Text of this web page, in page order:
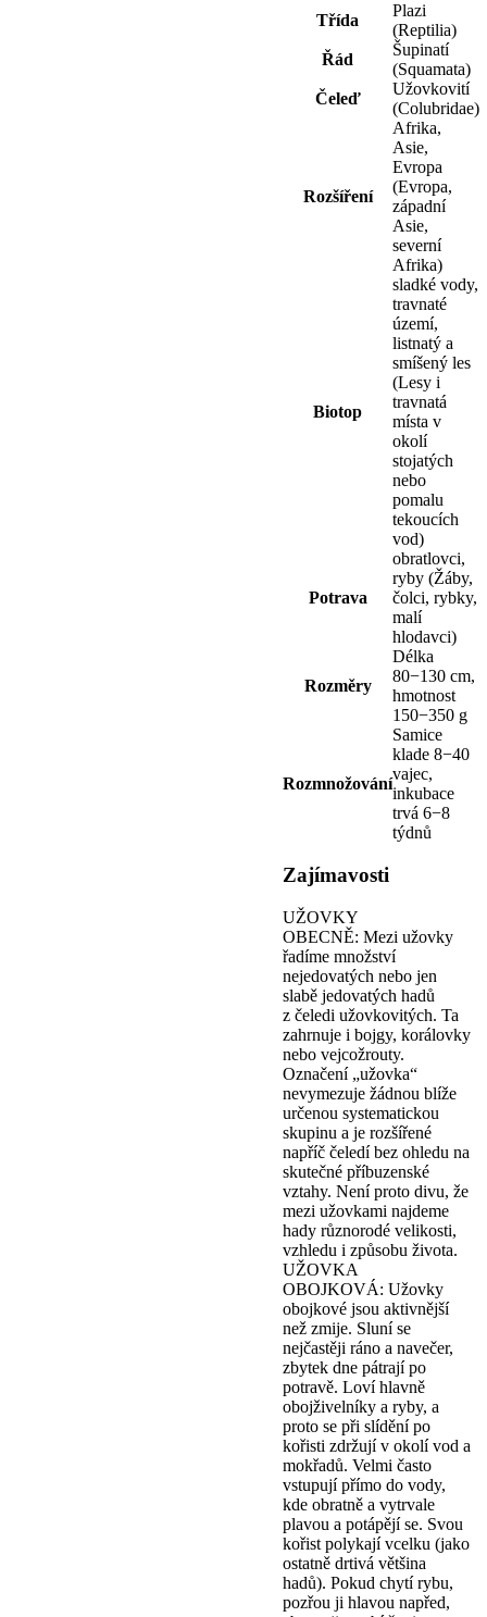
Třída
Plazi
(Reptilia)
Řád
Šupinatí
(Squamata)
Čeleď
Užovkovití
(Colubridae)
Rozšíření
Afrika,
Asie,
Evropa
(Evropa,
západní
Asie,
severní
Afrika)
Biotop
sladké vody,
travnaté
území,
listnatý a
smíšený les
(Lesy i
travnatá
místa v
okolí
stojatých
nebo
pomalu
tekoucích
vod)
Potrava
obratlovci,
ryby (Žáby,
čolci, rybky,
malí
hlodavci)
Rozměry
Délka
80−130 cm,
hmotnost
150−350 g
Rozmnožování
Samice
klade 8−40
vajec,
inkubace
trvá 6−8
týdnů
Zajímavosti
UŽOVKY
OBECNĚ: Mezi užovky
řadíme množství
nejedovatých nebo jen
slabě jedovatých hadů
z čeledi užovkovitých. Ta
zahrnuje i bojgy, korálovky
nebo vejcožrouty.
Označení „užovka“
nevymezuje žádnou blíže
určenou systematickou
skupinu a je rozšířené
napříč čeledí bez ohledu na
skutečné příbuzenské
vztahy. Není proto divu, že
mezi užovkami najdeme
hady různorodé velikosti,
vzhledu i způsobu života.
UŽOVKA
OBOJKOVÁ: Užovky
obojkové jsou aktivnější
než zmije. Sluní se
nejčastěji ráno a navečer,
zbytek dne pátrají po
potravě. Loví hlavně
obojživelníky a ryby, a
proto se při slídění po
kořisti zdržují v okolí vod a
mokřadů. Velmi často
vstupují přímo do vody,
kde obratně a vytrvale
plavou a potápějí se. Svou
kořist polykají vcelku (jako
ostatně drtivá většina
hadů). Pokud chytí rybu,
pozřou ji hlavou napřed,